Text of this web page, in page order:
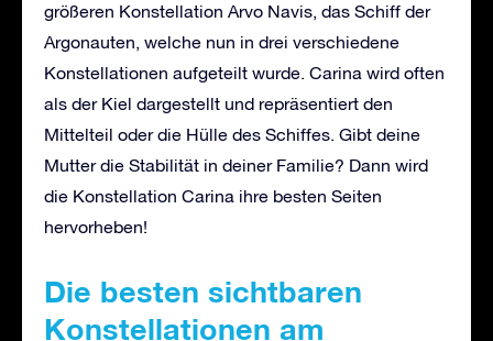
größeren Konstellation Arvo Navis, das Schiff der
Argonauten, welche nun in drei verschiedene
Konstellationen aufgeteilt wurde. Carina wird often
als der Kiel dargestellt und repräsentiert den
Mittelteil oder die Hülle des Schiffes. Gibt deine
Mutter die Stabilität in deiner Familie? Dann wird
die Konstellation Carina ihre besten Seiten
hervorheben!
Die besten sichtbaren
Konstellationen am